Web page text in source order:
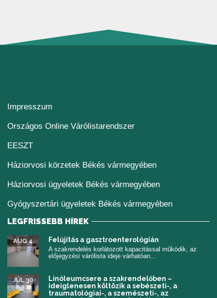
Impresszum
Országos Online Várólistarendszer(új ablakban nyílik
EESZT(új ablakban nyílik meg)
Háziorvosi körzetek Békés vármegyében
Háziorvosi ügyeletek Békés vármegyében
Gyógyszertári ügyeletek Békés vármegyében
LEGFRISSEBB HÍREK
Felújítás a gasztroenterológián
AUG 4
A szakrendelés korlátozott kapacitással működik, az
előjegyzési várólista ideje várhatóan...
Linóleumcsere a szakrendelőben –
ideiglenesen költözik a sebészeti-, a
traumatológiai-, a szemészeti-, az
JÚL 30